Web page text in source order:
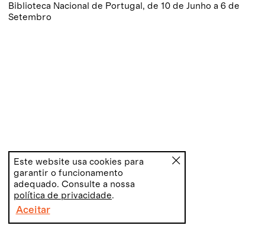
PT EN
Este website usa cookies para
garantir o funcionamento
adequado. Consulte a nossa
política de privacidade.
Aceitar
Biblioteca Nacional de Portugal, de 10 de Junho a 6 de
Setembro